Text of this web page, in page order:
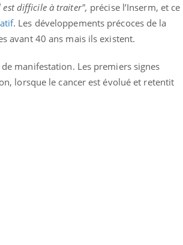
est difficile à traiter", précise l’Inserm, et ce
. Les développements précoces de la
avant 40 ans mais ils existent.
manifestation. Les premiers signes
lorsque le cancer est évolué et retentit